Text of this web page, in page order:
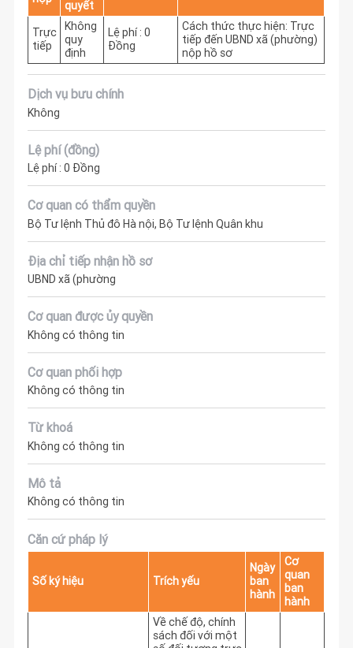
quyết
Trực
tiếp
Không
quy
định
Lệ phí : 0
Đồng
Cách thức thực hiện: Trực
tiếp đến UBND xã (phường)
nộp hồ sơ
Dịch vụ bưu chính
Không
Lệ phí (đồng)
Lệ phí : 0 Đồng
Cơ quan có thẩm quyền
Bộ Tư lệnh Thủ đô Hà nội, Bộ Tư lệnh Quân khu
Địa chỉ tiếp nhận hồ sơ
UBND xã (phường
Cơ quan được ủy quyền
Không có thông tin
Cơ quan phối hợp
Không có thông tin
Từ khoá
Không có thông tin
Mô tả
Không có thông tin
Căn cứ pháp lý
Số ký hiệu Trích yếu
Ngày
ban
hành
Cơ
quan
ban
hành
Về chế độ, chính
sách đối với một